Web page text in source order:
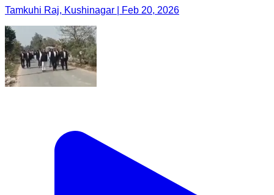
Tamkuhi Raj, Kushinagar | Feb 20, 2026